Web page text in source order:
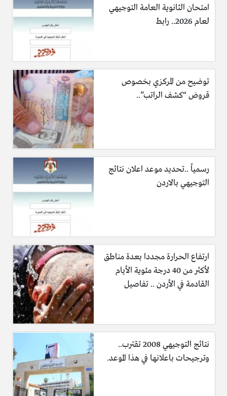
امتحان الثانوية العامة التوجيهي
لعام 2026.. رابط
توضيح من المركزي بخصوص
قروض “كشف الراتب”..
رسمياً ..تحديد موعد اعلان نتائج
التوجيهي بالاردن
ارتفاع الحرارة مجددا بعدة مناطق
لأكثر من 40 درجة مئوية الأيام
القادمة في الأردن .. تفاصيل
نتائج التوجيهي 2008 تقترب..
وترجيحات باعلانها في هذا الموعد.